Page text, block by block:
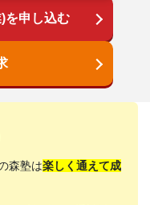
を申し込む
森塾は楽しく通えて成